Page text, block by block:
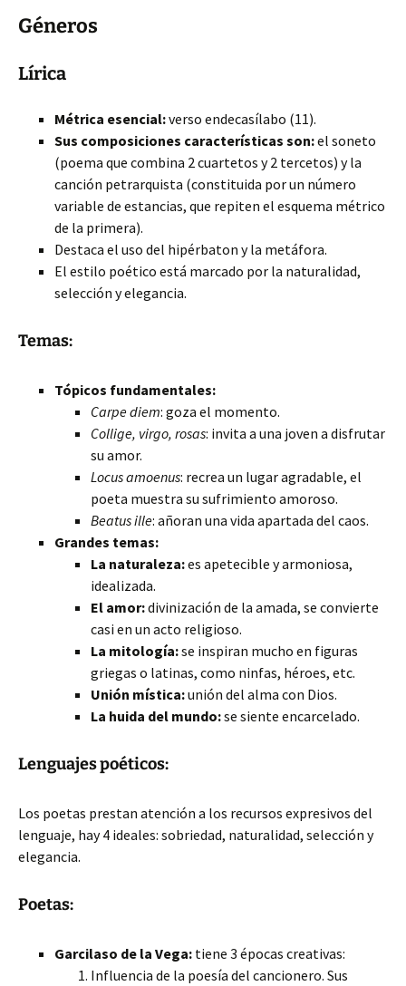
Géneros
Lírica
Métrica esencial:verso endecasílabo (11).
Sus composiciones características son:el soneto
(poema que combina 2 cuartetos y 2 tercetos) y la
canción petrarquista (constituida por un número
variable de estancias, que repiten el esquema métrico
de la primera).
Destaca el uso del hipérbaton y la metáfora.
El estilo poético está marcado por la naturalidad,
selección y elegancia.
Temas:
Tópicos fundamentales:
Carpe diem: goza el momento.
Collige, virgo, rosas: invita a una joven a disfrutar
su amor.
Locus amoenus: recrea un lugar agradable, el
poeta muestra su sufrimiento amoroso.
Beatus ille: añoran una vida apartada del caos.
Grandes temas:
La naturaleza:es apetecible y armoniosa,
idealizada.
El amor:divinización de la amada, se convierte
casi en un acto religioso.
La mitología:se inspiran mucho en figuras
griegas o latinas, como ninfas, héroes, etc.
Unión mística:unión del alma con Dios.
La huida del mundo:se siente encarcelado.
Lenguajes poéticos:
Los poetas prestan atención a los recursos expresivos del
lenguaje, hay 4 ideales: sobriedad, naturalidad, selección y
elegancia.
Poetas:
Garcilaso de la Vega: tiene 3 épocas creativas:
Influencia de la poesía del cancionero. Sus